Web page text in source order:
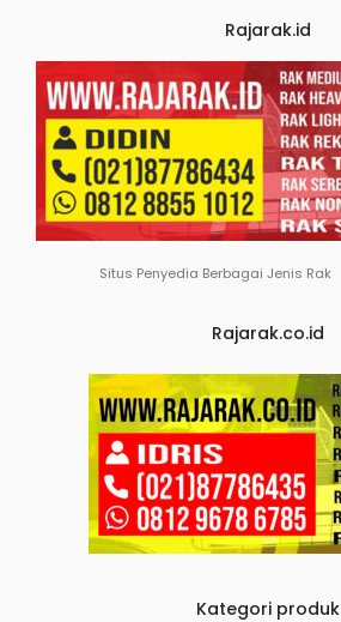
Rajarak.id
Situs Penyedia Berbagai Jenis Rak
Rajarak.co.id
Kategori produk